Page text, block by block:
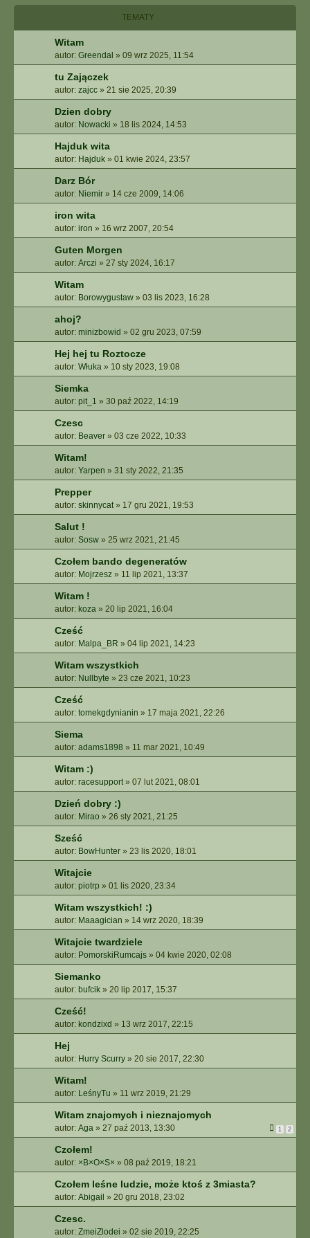
I
Z
A
W
A
N
O
W
A
N
E
TEMATY
Witam
autor: Greendal » 09 wrz 2025, 11:54
tu Zajączek
autor: zajcc » 21 sie 2025, 20:39
Dzien dobry
autor: Nowacki » 18 lis 2024, 14:53
Hajduk wita
autor: Hajduk » 01 kwie 2024, 23:57
Darz Bór
autor: Niemir » 14 cze 2009, 14:06
iron wita
autor: iron » 16 wrz 2007, 20:54
Guten Morgen
autor: Arczi » 27 sty 2024, 16:17
Witam
autor: Borowygustaw » 03 lis 2023, 16:28
ahoj?
autor: minizbowid » 02 gru 2023, 07:59
Hej hej tu Roztocze
autor: Włuka » 10 sty 2023, 19:08
Siemka
autor: pit_1 » 30 paź 2022, 14:19
Czesc
autor: Beaver » 03 cze 2022, 10:33
Witam!
autor: Yarpen » 31 sty 2022, 21:35
Prepper
autor: skinnycat» 17 gru 2021, 19:53
Salut !
autor: Sosw » 25 wrz 2021, 21:45
Czołem bando degeneratów
autor: Mojrzesz » 11 lip 2021, 13:37
Witam !
autor: koza » 20 lip 2021, 16:04
Cześć
autor: Malpa_BR » 04 lip 2021, 14:23
Witam wszystkich
autor: Nullbyte » 23 cze 2021, 10:23
Cześć
autor: tomekgdynianin » 17 maja 2021, 22:26
Siema
autor: adams1898 » 11 mar 2021, 10:49
Witam :)
autor: racesupport» 07 lut 2021, 08:01
Dzień dobry :)
autor: Mirao » 26 sty 2021, 21:25
Sześć
autor: BowHunter » 23 lis 2020, 18:01
Witajcie
autor: piotrp » 01 lis 2020, 23:34
Witam wszystkich! :)
autor: Maaagician » 14 wrz 2020, 18:39
Witajcie twardziele
autor: PomorskiRumcajs » 04 kwie 2020, 02:08
Siemanko
autor: bufcik » 20 lip 2017, 15:37
Cześć!
autor: kondzixd » 13 wrz 2017, 22:15
Hej
autor: Hurry Scurry » 20 sie 2017, 22:30
Witam!
autor: LeśnyTu » 11 wrz 2019, 21:29
Witam znajomych i nieznajomych
autor: Aga » 27 paź 2013, 13:30 1 2
Czołem!
autor: ×B×O×S× » 08 paź 2019, 18:21
Czołem leśne ludzie, może ktoś z 3miasta?
autor: Abigail » 20 gru 2018, 23:02
Czesc.
autor: ZmeiZlodei » 02 sie 2019, 22:25